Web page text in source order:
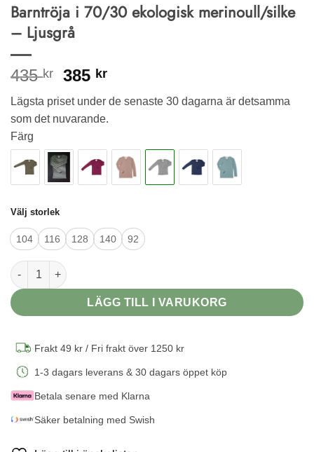
Barntröja i 70/30 ekologisk merinoull/silke
– Ljusgrå
435kr
Det
priset
var:
385 krDet
priset
är:
Lägsta priset under de senaste 30 dagarna är detsamma
som det nuvarande.
Färg
Välj storlek
104 116 128 140 92
Barntröja i 70/30 ekologisk merinoull/silke - Ljusgrå mängd
LÄGG TILL I VARUKORG
Frakt 49 kr / Fri frakt över 1250 kr
1-3 dagars leverans & 30 dagars öppet köp
Betala senare med Klarna
Säker betalning med Swish